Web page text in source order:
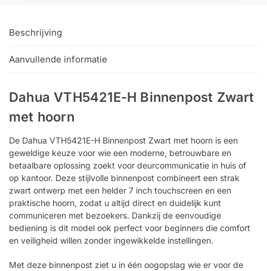
Beschrijving
Aanvullende informatie
Dahua VTH5421E-H Binnenpost Zwart
met hoorn
De Dahua VTH5421E-H Binnenpost Zwart met hoorn is een
geweldige keuze voor wie een moderne, betrouwbare en
betaalbare oplossing zoekt voor deurcommunicatie in huis of
op kantoor. Deze stijlvolle binnenpost combineert een strak
zwart ontwerp met een helder 7 inch touchscreen en een
praktische hoorn, zodat u altijd direct en duidelijk kunt
communiceren met bezoekers. Dankzij de eenvoudige
bediening is dit model ook perfect voor beginners die comfort
en veiligheid willen zonder ingewikkelde instellingen.
Met deze binnenpost ziet u in één oogopslag wie er voor de